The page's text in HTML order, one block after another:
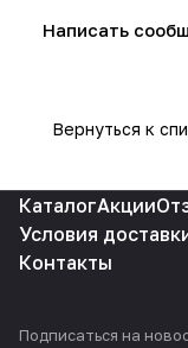
Написать
Вернуться к
КаталогАкции
Условия
Контакты
Подписаться на